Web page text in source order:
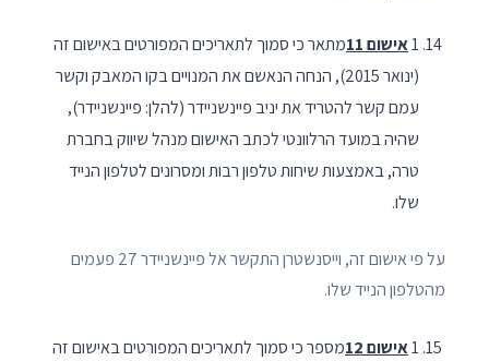
1אישום 11
מתאר כי סמוך לתאריכים המפורטים באישום זה
(ינואר 2015), הנחה הנאשם את המנויים בקו המאבק וקשר
עמם קשר להטריד את יניב פיינשניידר (להלן: פיינשניידר),
שהיה במועד הרלוונטי לכתב האישום מנהל שיווק בחברת
טרה, באמצעות שיחות טלפון רבות ומסרונים לטלפון הנייד
שלו.
על פי אישום זה, וייסנשטרן התקשר אל פיינשניידר 27 פעמים
מהטלפון הנייד שלו.
1אישום 12
מספר כי סמוך לתאריכים המפורטים באישום זה